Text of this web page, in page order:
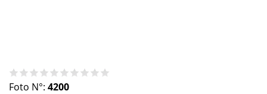
Foto N°: 4200